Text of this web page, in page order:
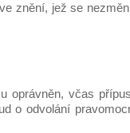
znění, jež se
oprávněn, včas
o odvolání